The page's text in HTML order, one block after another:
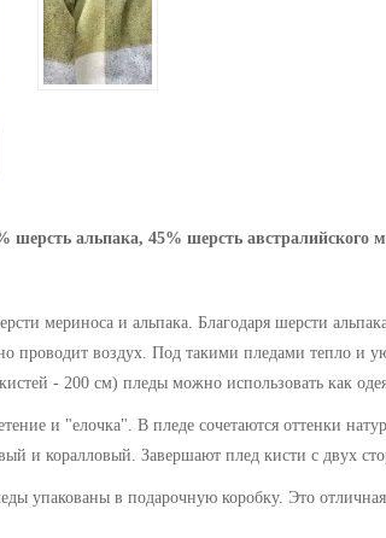
шерсть альпака, 45% шерсть
мериноса и альпака. Благодаря шерсти
проводит воздух. Под такими пледами тепло
- 200 см) пледы можно использовать как
и "елочка". В пледе сочетаются оттенки
и коралловый. Завершают плед кисти с двух
упакованы в подарочную коробку. Это